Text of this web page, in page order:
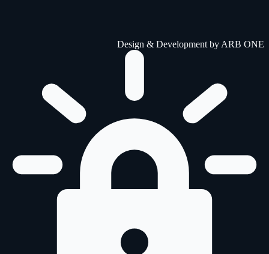
Design & Development by ARB ONE